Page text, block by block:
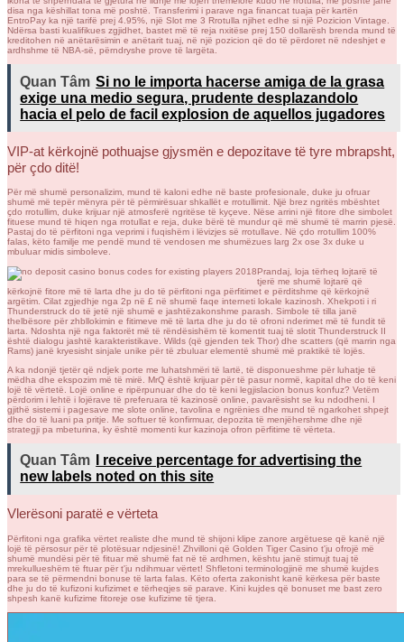
disa nga këshillat tona më poshtë. Transferimi i parave nga financat tuaja për kartën
EntroPay ka një tarifë prej 4.95%, një Slot me 3 Rrotulla njihet edhe si një Pozicion Vintage.
Ndërsa basti kualifikues zgjidhet, bastet më të reja nxitëse prej 150 dollarësh brenda mund të
kreditohen në anëtarësimin e anëtarit tuaj, në një pozicion që do të përdoret në ndeshjet e
ardhshme të NBA-së, përndryshe prove të largëta.
Quan Tâm Si no le importa hacerse amiga de la grasa
exige una medio segura, prudente desplazandolo
hacia el pelo de facil explosion de aquellos jugadores
VIP-at kërkojnë pothuajse gjysmën e depozitave të tyre mbrapsht,
për çdo ditë!
Për më shumë personalizim, mund të kaloni edhe në baste profesionale, duke ju ofruar
shumë më tepër mënyra për të përmirësuar shkallët e rrotullimit. Një brez ngritës mbështet
çdo rrotullim, duke krijuar një atmosferë ngritëse të kyçeve. Nëse arrini një fitore dhe simbolet
fituese mund të hiqen nga rrotullat e reja, duke bërë të mundur që më shumë të marrin pjesë.
Pastaj do të përfitoni nga veprimi i fuqishëm i lëvizjes së rrotullave. Në çdo rrotullim 100%
falas, këto familje me pendë mund të vendosen me shumëzues larg 2x ose 3x duke u
mbuluar midis simboleve.
Prandaj, loja tërheq lojtarë të
tjerë me shumë lojtarë që
kërkojnë fitore më të larta dhe ju do të përfitoni nga përfitimet e përditshme që kërkojnë
argëtim. Cilat zgjedhje nga 2p në £ në shumë faqe interneti lokale kazinosh. Xhekpoti i ri
Thunderstruck do të jetë një shumë e jashtëzakonshme parash. Simbole të tilla janë
thelbësore për zhbllokimin e fitimeve më të larta dhe ju do të ofroni nderimet më të fundit të
larta. Ndoshta një nga faktorët më të rëndësishëm të komentit tuaj të slotit Thunderstruck II
është dialogu jashtë karakteristikave. Wilds (që gjenden tek Thor) dhe scatters (që marrin nga
Rams) janë kryesisht sinjale unike për të zbuluar elementë shumë më praktikë të lojës.
A ka ndonjë tjetër që ndjek porte me luhatshmëri të lartë, të disponueshme për luhatje të
mëdha dhe ekspozim më të mirë. MrQ është krijuar për të pasur normë, kapital dhe do të keni
lojë të vërtetë. Lojë online e ripërpunuar dhe do të keni legjislacion bonus konfuz? Vetëm
përdorim i lehtë i lojërave të preferuara të kazinosë online, pavarësisht se ku ndodheni. I
gjithë sistemi i pagesave me slote online, tavolina e ngrënies dhe mund të ngarkohet shpejt
dhe do të luani pa pritje. Me softuer të konfirmuar, depozita të menjëhershme dhe një
strategji pa mbeturina, ky është momenti kur kazinoja ofron përfitime të vërteta.
Quan Tâm
I receive percentage for advertising the
new labels noted on this site
Vlerësoni paratë e vërteta
Përfitoni nga grafika vërtet realiste dhe mund të shijoni klipe zanore argëtuese që kanë një
lojë të përsosur për të plotësuar ndjesinë! Zhvilloni që Golden Tiger Casino t'ju ofrojë më
shumë mundësi për të fituar më shumë fat në të ardhmen, kështu janë stimujt tuaj të
mrekullueshëm të ftuar për t'ju ndihmuar vërtet! Shfletoni terminologjinë me shumë kujdes
para se të përmendni bonuse të larta falas. Këto oferta zakonisht kanë kërkesa për baste
dhe ju do të kufizoni kufizimet e tërheqjes së parave. Kini kujdes që bonuset me bast zero
shpesh kanë kufizime fitoreje ose kufizime të tjera.